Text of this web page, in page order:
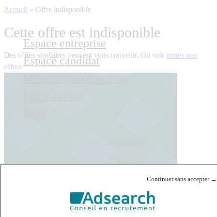
Continuer sans accepter →
Espace entreprise
Espace candidat
Français English
Accueil » Offre indisponible
Cette offre est indisponible
Des offres similaires peuvent vous convenir. Ou voir toutes nos
offres